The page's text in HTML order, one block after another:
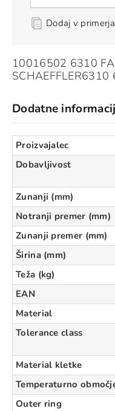
Dodaj v
10016502 6310
SCHAEFFLER6310
Dodatne
Proizvajalec
Dobavljivost
Zunanji (mm)
Notranji premer (mm)
Zunanji premer (mm)
Širina (mm)
Teža (kg)
EAN
Material
Tolerance class
Material kletke
Temperaturno
Outer ring